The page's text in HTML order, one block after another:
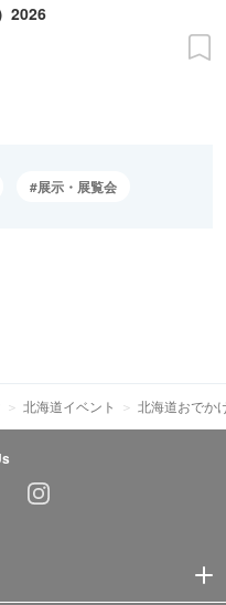
2026
展示・展覧会
北海道イベント 北海道おでか